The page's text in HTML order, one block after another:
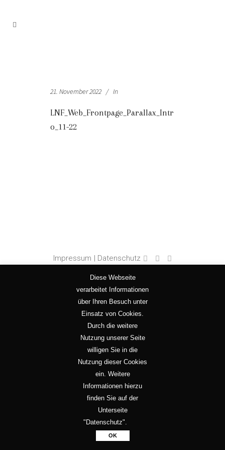
21. November 2022 In
LNF_Web_Frontpage_Parallax_Intr
o_11-22
Impressum | Datenschutz
Diese Webseite
verarbeitet Informationen
über Ihren Besuch unter
Einsatz von Cookies.
Durch die weitere
Nutzung unserer Seite
willigen Sie in die
Nutzung dieser Cookies
ein. Weitere
Informationen hierzu
finden Sie auf der
Unterseite
"Datenschutz".
OK